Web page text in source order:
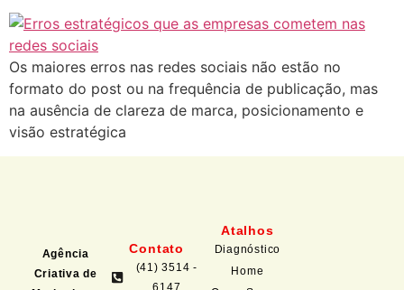
Os maiores erros nas redes sociais não estão no
formato do post ou na frequência de publicação, mas
na ausência de clareza de marca, posicionamento e
visão estratégica
Agência
Criativa de
Contato
(41) 3514 -
Atalhos
Diagnóstico
Home